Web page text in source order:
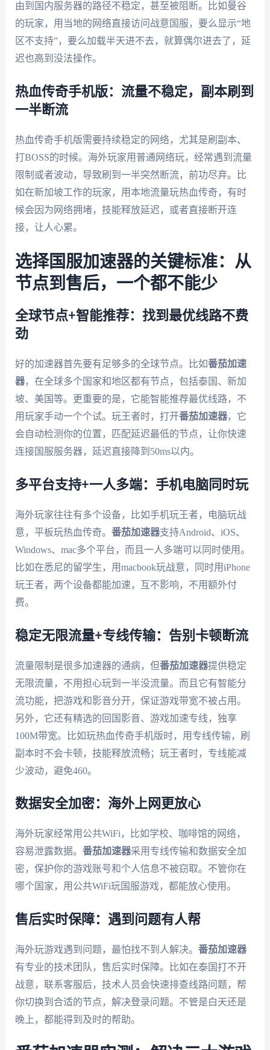
由到国内服务器的路径不稳定，甚至被阻断。比如曼谷
的玩家，用当地的网络直接访问战意国服，要么显示“地
区不支持”，要么加载半天进不去，就算偶尔进去了，延
迟也高到没法操作。
热血传奇手机版：流量不稳定，副本刷到
一半断流
热血传奇手机版需要持续稳定的网络，尤其是刷副本、
打BOSS的时候。海外玩家用普通网络玩，经常遇到流量
限制或者波动，导致刷到一半突然断流，前功尽弃。比
如在新加坡工作的玩家，用本地流量玩热血传奇，有时
候会因为网络拥堵，技能释放延迟，或者直接断开连
接，让人心累。
选择国服加速器的关键标准：从
节点到售后，一个都不能少
全球节点+智能推荐：找到最优线路不费
劲
好的加速器首先要有足够多的全球节点。比如番茄加速
器，在全球多个国家和地区都有节点，包括泰国、新加
坡、美国等。更重要的是，它能智能推荐最优线路，不
用玩家手动一个个试。玩王者时，打开番茄加速器，它
会自动检测你的位置，匹配延迟最低的节点，让你快速
连接国服服务器，延迟直接降到50ms以内。
多平台支持+一人多端：手机电脑同时玩
海外玩家往往有多个设备，比如手机玩王者，电脑玩战
意，平板玩热血传奇。 番茄加速器支持Android、iOS、
Windows、mac多个平台，而且一人多端可以同时使用。
比如在悉尼的留学生，用macbook玩战意，同时用iPhone
玩王者，两个设备都能加速，互不影响，不用额外付
费。
稳定无限流量+专线传输：告别卡顿断流
流量限制是很多加速器的通病，但番茄加速器提供稳定
无限流量，不用担心玩到一半没流量。而且它有智能分
流功能，把游戏和影音分开，保证游戏带宽不被占用。
另外，它还有精选的回国影音、游戏加速专线，独享
100M带宽。比如玩热血传奇手机版时，用专线传输，刷
副本时不会卡顿，技能释放流畅；玩王者时，专线能减
少波动，避免460。
数据安全加密：海外上网更放心
海外玩家经常用公共WiFi，比如学校、咖啡馆的网络，
容易泄露数据。 番茄加速器采用专线传输和数据安全加
密，保护你的游戏账号和个人信息不被窃取。不管你在
哪个国家，用公共WiFi玩国服游戏，都能放心使用。
售后实时保障：遇到问题有人帮
海外玩游戏遇到问题，最怕找不到人解决。 番茄加速器
有专业的技术团队，售后实时保障。比如在泰国打不开
战意，联系客服后，技术人员会快速排查线路问题，帮
你切换到合适的节点，解决登录问题。不管是白天还是
晚上，都能得到及时的帮助。